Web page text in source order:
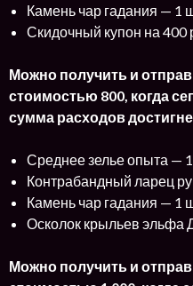
Камень чар гадания — 1
Скидочный купон на 400
Можно получить и
стоимостью 800, когда
сумма расходов
Среднее зелье опыта —
Контрабандный ларец
Камень чар гадания — 1
Осколок крыльев эльфа
Можно получить и